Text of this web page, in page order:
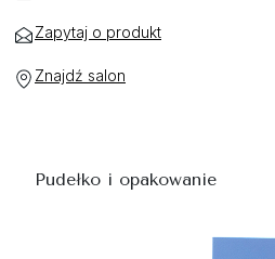
Zapytaj o produkt
Znajdź salon
Pudełko i opakowanie